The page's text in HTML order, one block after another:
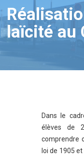
laïcité au
Dans le
élèves de
comprendre
loi de 1905